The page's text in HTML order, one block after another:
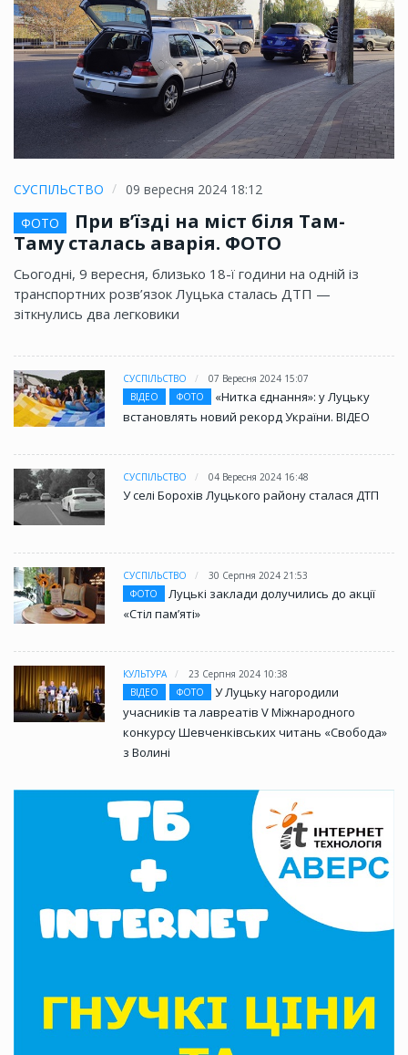
СУСПІЛЬСТВО
09 вересня 2024 18:12
ФОТО
При в’їзді на міст біля Там-
Таму сталась аварія. ФОТО
Сьогодні, 9 вересня, близько 18-ї години на одній із
транспортних розв’язок Луцька сталась ДТП —
зіткнулись два легковики
СУСПІЛЬСТВО
07 Вересня 2024 15:07
ВІДЕО
ФОТО
«Нитка єднання»: у Луцьку
встановлять новий рекорд України. ВІДЕО
СУСПІЛЬСТВО 04 Вересня 2024 16:48
У селі Борохів Луцького району сталася ДТП
СУСПІЛЬСТВО
30 Серпня 2024 21:53
ФОТО
Луцькі заклади долучились до акції
«Стіл памʼяті»
КУЛЬТУРА
23 Серпня 2024 10:38
ВІДЕО
ФОТО
У Луцьку нагородили
учасників та лавреатів V Міжнародного
конкурсу Шевченківських читань «Свобода»
з Волині